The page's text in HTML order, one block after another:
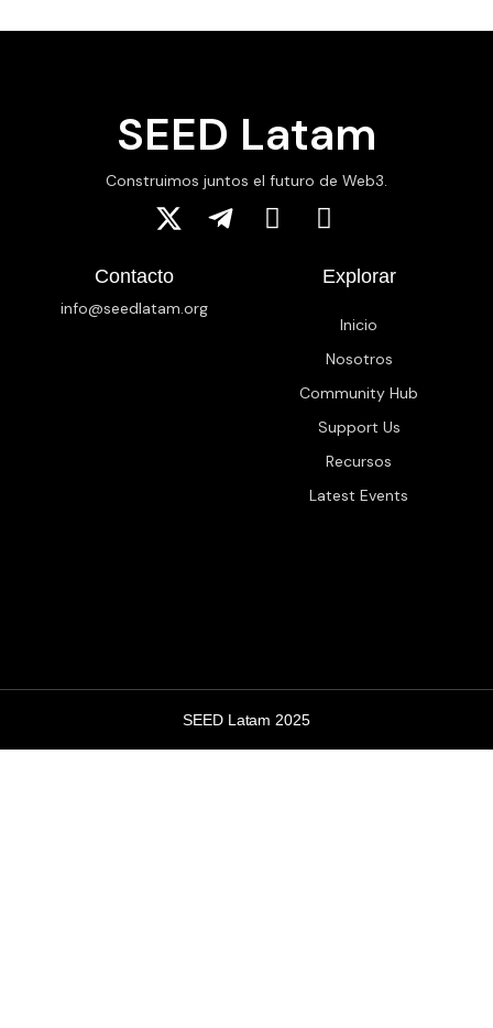
SEED Latam
Construimos juntos el futuro de Web3.
Contacto
info@seedlatam.org
Explorar
Inicio
Nosotros
Community Hub
Support Us
Recursos
Latest Events
SEED Latam 2025